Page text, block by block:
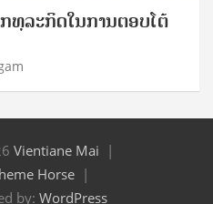
ທຸລະກິດໃນການຕອບໂຕ້
Vientiane Mai
Horse
by: WordPress